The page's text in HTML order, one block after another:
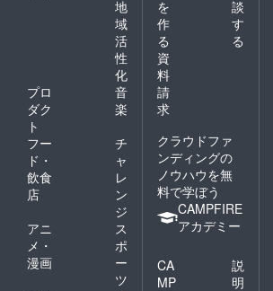
地
域
活
性
化
プロ
ダク
ト
音
楽
フー
ド・
飲食
店
チ
ャ
レ
ン
ジ
アニ
メ・
漫画
ス
ポ
ー
ツ
を
作
る
談
す
る
資
料
請
求
クラウドファ
ンディングの
ノウハウを無
料で学ぼう
CAMPFIRE
アカデミー
CA
MP
説
明